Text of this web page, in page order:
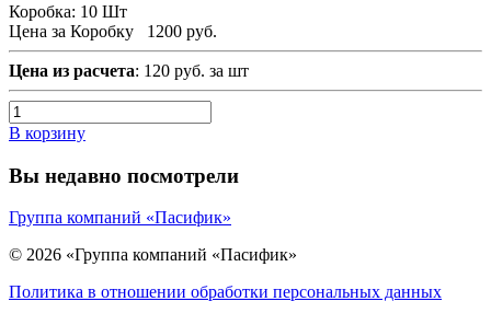
Коробка: 10 Шт
Цена за Коробку
1200 руб.
Цена из расчета: 120 руб. за шт
В корзину
Вы недавно посмотрели
Группа компаний «Пасифик»
© 2026 «Группа компаний «Пасифик»
Политика в отношении обработки персональных данных